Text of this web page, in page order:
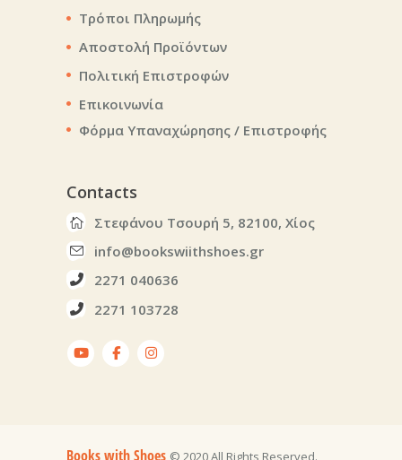
Τρόποι Πληρωμής
Αποστολή Προϊόντων
Πολιτική Επιστροφών
Επικοινωνία
Φόρμα Υπαναχώρησης / Επιστροφής
Contacts
Στεφάνου Τσουρή 5, 82100, Χίος
info@bookswiithshoes.gr
2271 040636
2271 103728
Books with Shoes © 2020 All Rights Reserved.